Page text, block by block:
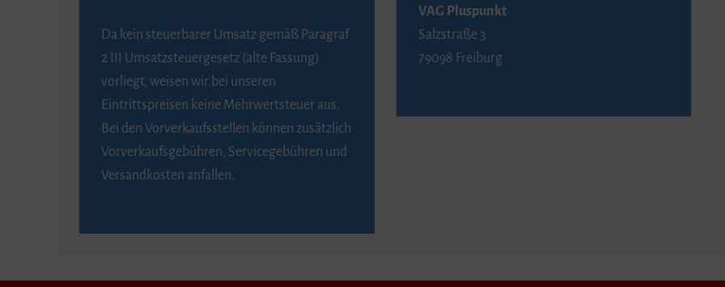
Da kein steuerbarer Umsatz gemäß Paragraf
2 III Umsatzsteuergesetz (alte Fassung)
vorliegt, weisen wir bei unseren
Eintrittspreisen keine Mehrwertsteuer aus.
Bei den Vorverkaufsstellen können zusätzlich
Vorverkaufsgebühren, Servicegebühren und
Versandkosten anfallen.
VAG Pluspunkt
Salzstraße 3
79098 Freiburg